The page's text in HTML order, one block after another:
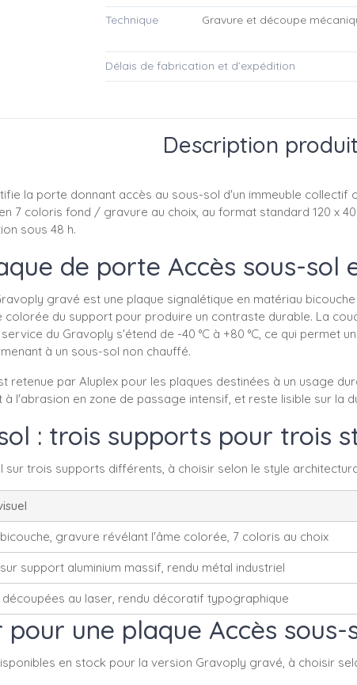
Technique
Gravure et découpe
Délais de fabrication et d’expédition
Description produit
la porte donnant accès au sous-sol d'un immeuble collectif
7 coloris fond / gravure au choix, au format standard 120 x
sous 48 h.
de porte Accès sous-sol
gravé est une plaque signalétique en matériau
colorée du support pour produire un contraste durable. La
du Gravoply s'étend de -40 °C à +80 °C, ce qui
à un sous-sol non chauffé.
retenue par Aluplex pour les plaques destinées à un usage
l'abrasion en zone de passage intensif, et reste lisible sur la
: trois supports pour trois
trois supports différents, à choisir selon le style
gravure révélant l'âme colorée, 7 coloris au choix
support aluminium massif, rendu métal industriel
au laser, rendu décoratif typographique
une plaque Accès
en stock pour la version Gravoply gravé, à choisir